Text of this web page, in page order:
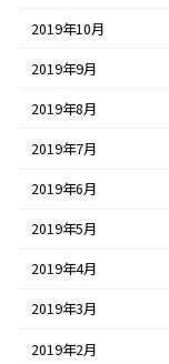
2019年10月
2019年9月
2019年8月
2019年7月
2019年6月
2019年5月
2019年4月
2019年3月
2019年2月